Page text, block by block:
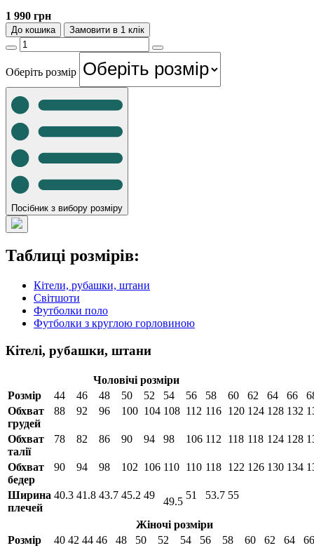
1 990 грн
До кошика Замовити в 1 клік
Оберіть розмір
Посібник з вибору розміру
Таблиці розмірів:
Кітели, рубашки, штани
Світшоти
Футболки поло
Футболки з круглою горловиною
Кітелі, рубашки, штани
Чоловічі розміри
Розмір
44 46 48 50 52 54 56 58 60 62 64 66
Обхват
грудей
88 92 96 100 104 108 112 116 120 124 128 132
Обхват
талії
78 82 86 90 94 98 106 112 118 118 124 128
Обхват
бедер
90 94 98 102 106 110 110 118 122 126 130 134
Ширина
плечей
40.3 41.8 43.7 45.2 49
49.5
51 53.7 55
Жіночі розміри
Розмір
40 42 44 46 48 50 52 54 56 58 60 62 64
66